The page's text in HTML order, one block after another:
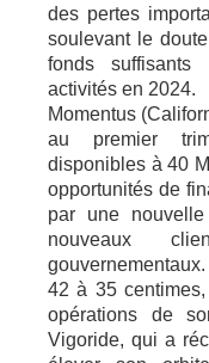
des pertes
soulevant le
fonds suffisants
activités en 2024.
Momentus
au premier
disponibles à 40
opportunités de
par une
nouveaux
42 à 35
opérations de
Vigoride, qui a